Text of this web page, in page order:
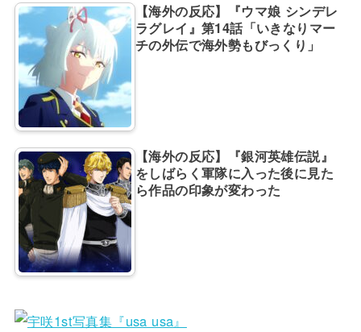
【海外の反応】『ウマ娘 シンデレ
ラグレイ』第14話「いきなりマー
チの外伝で海外勢もびっくり」
【海外の反応】『銀河英雄伝説』
をしばらく軍隊に入った後に見た
ら作品の印象が変わった